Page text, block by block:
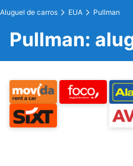
Aluguel de carros EUA Pullman
Pullman: